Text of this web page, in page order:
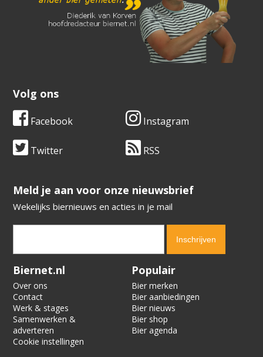
Volg ons
Facebook Instagram
Twitter RSS
​​​​​​​Meld je aan voor onze nieuwsbrief
Wekelijks biernieuws en acties in je mail
Verification code:
Biernet.nl
Over ons
Contact
Werk & stages
Samenwerken &
adverteren
Cookie instellingen
Populair
Bier merken
Bier aanbiedingen
Bier nieuws
Bier shop
Bier agenda